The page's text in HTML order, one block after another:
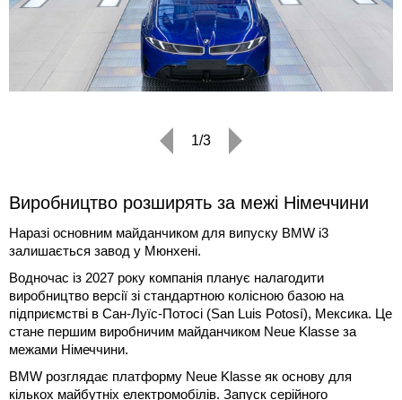
1/3
Виробництво розширять за межі Німеччини
Наразі основним майданчиком для випуску BMW i3
залишається завод у Мюнхені.
Водночас із 2027 року компанія планує налагодити
виробництво версії зі стандартною колісною базою на
підприємстві в Сан-Луїс-Потосі (San Luis Potosí), Мексика. Це
стане першим виробничим майданчиком Neue Klasse за
межами Німеччини.
BMW розглядає платформу Neue Klasse як основу для
кількох майбутніх електромобілів. Запуск серійного